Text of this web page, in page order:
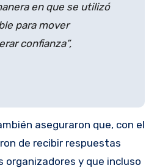
en que se utilizó
para mover
confianza”,
aseguraron que, con el
de recibir respuestas
organizadores y que incluso